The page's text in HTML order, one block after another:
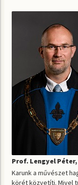
Prof. Lengyel
Karunk a művészet
körét közvetíti. Mivel